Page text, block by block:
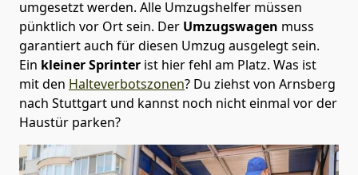
umgesetzt werden. Alle Umzugshelfer müssen
pünktlich vor Ort sein. Der Umzugswagen muss
garantiert auch für diesen Umzug ausgelegt sein.
Ein kleiner Sprinter ist hier fehl am Platz. Was ist
mit den Halteverbotszonen? Du ziehst von Arnsberg
nach Stuttgart und kannst noch nicht einmal vor der
Haustür parken?